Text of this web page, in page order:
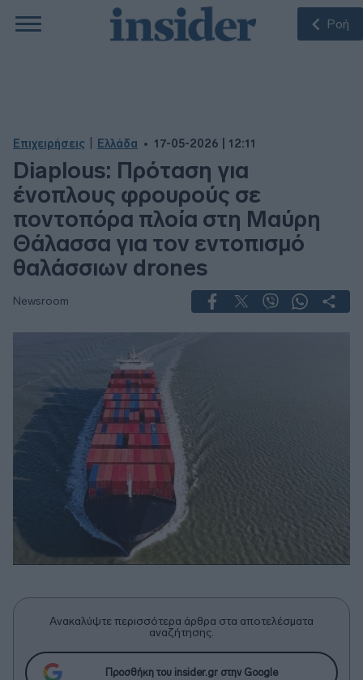
Ροή
Επιχειρήσεις Ελλάδα 17-05-2026 | 12:11
Diaplous: Πρόταση για
ένοπλους φρουρούς σε
ποντοπόρα πλοία στη Μαύρη
Θάλασσα για τον εντοπισμό
θαλάσσιων drones
Newsroom
Ανακαλύψτε περισσότερα άρθρα στα αποτελέσματα
αναζήτησης.
Προσθήκη του insider.gr στην Google